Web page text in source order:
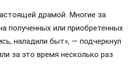
драмой. Многие за
полученных или приобретенных
наладили быт», — подчеркнул
за это время несколько раз